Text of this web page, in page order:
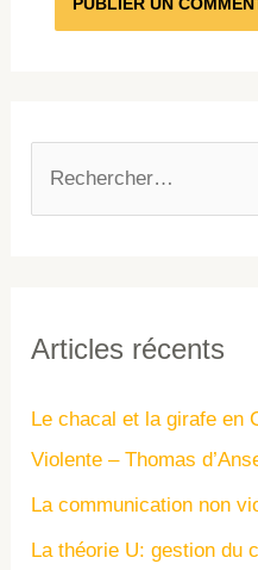
Articles récents
Le chacal et la girafe en
Violente – Thomas
La communication non
La théorie U: gestion du